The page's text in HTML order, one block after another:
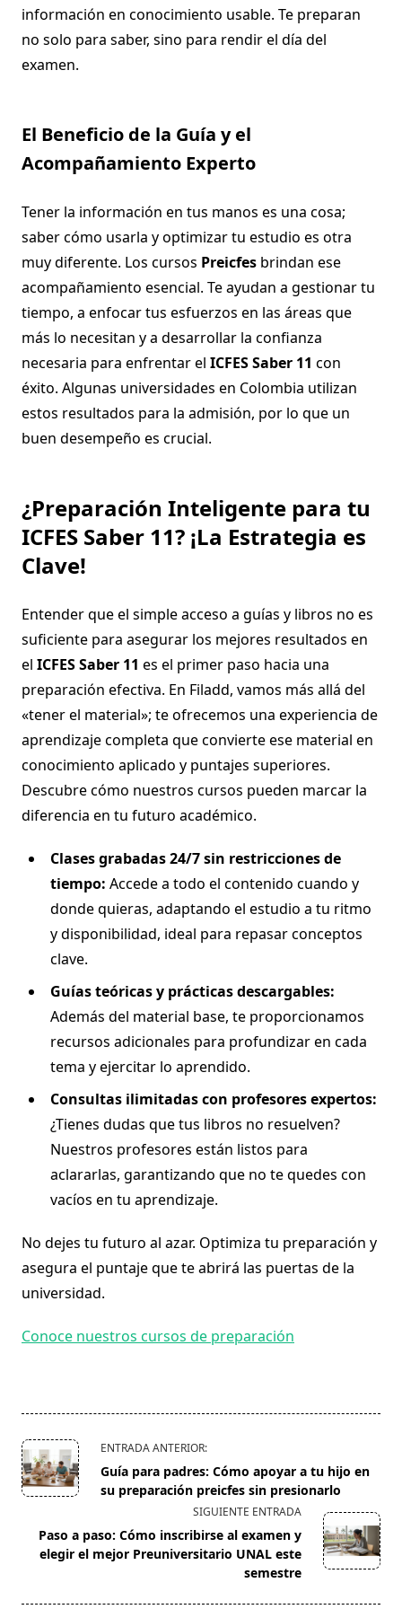
información en conocimiento usable. Te preparan
no solo para saber, sino para rendir el día del
examen.
El Beneficio de la Guía y el
Acompañamiento Experto
Tener la información en tus manos es una cosa;
saber cómo usarla y optimizar tu estudio es otra
muy diferente. Los cursos Preicfes brindan ese
acompañamiento esencial. Te ayudan a gestionar tu
tiempo, a enfocar tus esfuerzos en las áreas que
más lo necesitan y a desarrollar la confianza
necesaria para enfrentar el ICFES Saber 11 con
éxito. Algunas universidades en Colombia utilizan
estos resultados para la admisión, por lo que un
buen desempeño es crucial.
¿Preparación Inteligente para tu
ICFES Saber 11? ¡La Estrategia es
Clave!
Entender que el simple acceso a guías y libros no es
suficiente para asegurar los mejores resultados en
el ICFES Saber 11 es el primer paso hacia una
preparación efectiva. En Filadd, vamos más allá del
«tener el material»; te ofrecemos una experiencia de
aprendizaje completa que convierte ese material en
conocimiento aplicado y puntajes superiores.
Descubre cómo nuestros cursos pueden marcar la
diferencia en tu futuro académico.
Clases grabadas 24/7 sin restricciones de
tiempo: Accede a todo el contenido cuando y
donde quieras, adaptando el estudio a tu ritmo
y disponibilidad, ideal para repasar conceptos
clave.
Guías teóricas y prácticas descargables:
Además del material base, te proporcionamos
recursos adicionales para profundizar en cada
tema y ejercitar lo aprendido.
Consultas ilimitadas con profesores expertos:
¿Tienes dudas que tus libros no resuelven?
Nuestros profesores están listos para
aclararlas, garantizando que no te quedes con
vacíos en tu aprendizaje.
No dejes tu futuro al azar. Optimiza tu preparación y
asegura el puntaje que te abrirá las puertas de la
universidad.
Conoce nuestros cursos de preparación
<span
class="nav-
subtitle
reader-
text">Página</span>
ENTRADA ANTERIOR:
Guía para padres: Cómo apoyar a tu hijo en
su preparación preicfes sin presionarlo
SIGUIENTE ENTRADA
Paso a paso: Cómo inscribirse al examen y
elegir el mejor Preuniversitario UNAL este
semestre